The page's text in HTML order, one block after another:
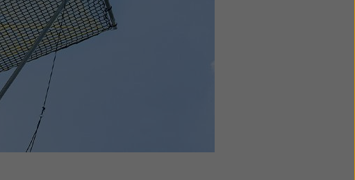
y supervisión y
todas
o
de
de
en cualquier
política
cookies